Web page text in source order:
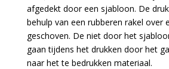
afgedekt door een sjabloon. De
behulp van een rubberen rakel over
geschoven. De niet door het
gaan tijdens het drukken door het
naar het te bedrukken materiaal.